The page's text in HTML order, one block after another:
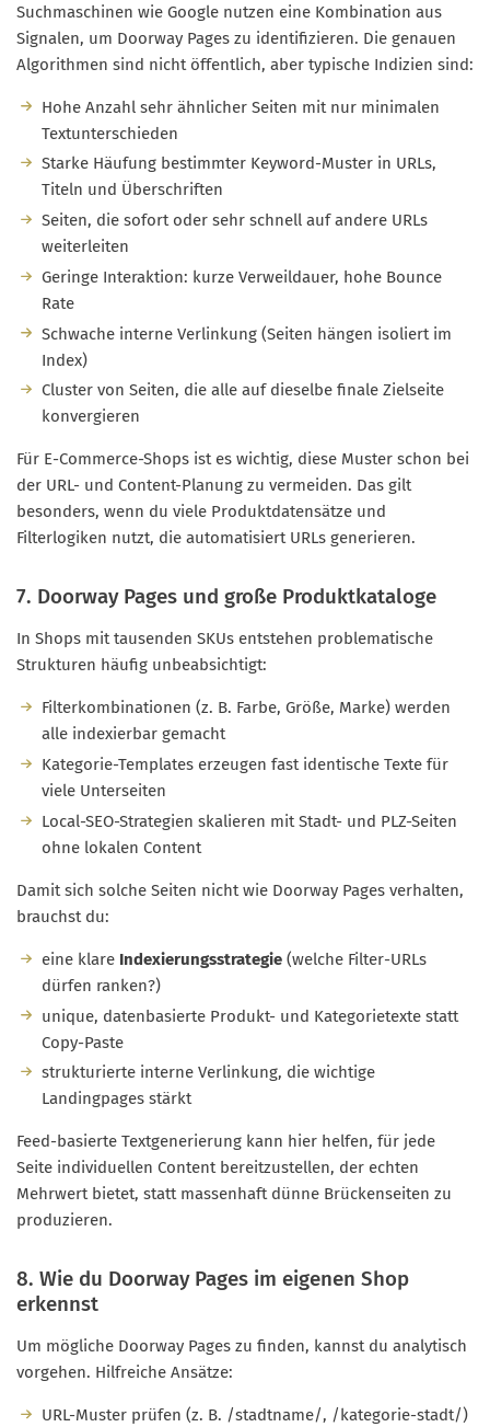
Suchmaschinen wie Google nutzen eine Kombination aus
Signalen, um Doorway Pages zu identifizieren. Die genauen
Algorithmen sind nicht öffentlich, aber typische Indizien sind:
Hohe Anzahl sehr ähnlicher Seiten mit nur minimalen
Textunterschieden
Starke Häufung bestimmter Keyword-Muster in URLs,
Titeln und Überschriften
Seiten, die sofort oder sehr schnell auf andere URLs
weiterleiten
Geringe Interaktion: kurze Verweildauer, hohe Bounce
Rate
Schwache interne Verlinkung (Seiten hängen isoliert im
Index)
Cluster von Seiten, die alle auf dieselbe finale Zielseite
konvergieren
Für E-Commerce-Shops ist es wichtig, diese Muster schon bei
der URL- und Content-Planung zu vermeiden. Das gilt
besonders, wenn du viele Produktdatensätze und
Filterlogiken nutzt, die automatisiert URLs generieren.
7. Doorway Pages und große Produktkataloge
In Shops mit tausenden SKUs entstehen problematische
Strukturen häufig unbeabsichtigt:
Filterkombinationen (z. B. Farbe, Größe, Marke) werden
alle indexierbar gemacht
Kategorie-Templates erzeugen fast identische Texte für
viele Unterseiten
Local-SEO-Strategien skalieren mit Stadt- und PLZ-Seiten
ohne lokalen Content
Damit sich solche Seiten nicht wie Doorway Pages verhalten,
brauchst du:
eine klare Indexierungsstrategie(welche Filter-URLs
dürfen ranken?)
unique, datenbasierte Produkt- und Kategorietexte statt
Copy-Paste
strukturierte interne Verlinkung, die wichtige
Landingpages stärkt
Feed-basierte Textgenerierung kann hier helfen, für jede
Seite individuellen Content bereitzustellen, der echten
Mehrwert bietet, statt massenhaft dünne Brückenseiten zu
produzieren.
8. Wie du Doorway Pages im eigenen Shop
erkennst
Um mögliche Doorway Pages zu finden, kannst du analytisch
vorgehen. Hilfreiche Ansätze:
URL-Muster prüfen (z. B. /stadtname/, /kategorie-stadt/)